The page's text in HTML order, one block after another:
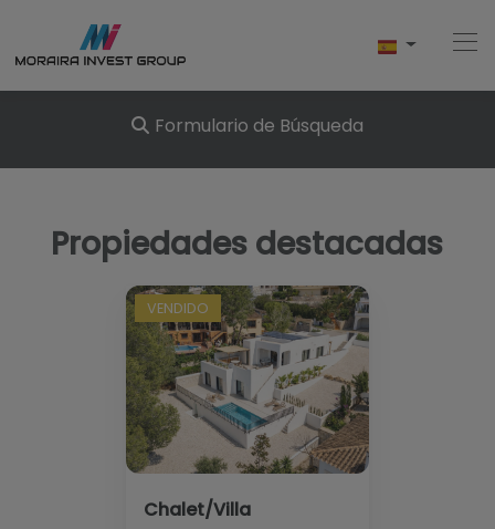
Comprar
Obra Nueva
Testimonios
Conócenos
Formulario de Búsqueda
Propiedades destacadas
VENDIDO
Chalet/Villa